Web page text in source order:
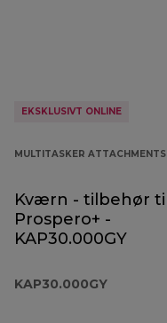
EKSKLUSIVT ONLINE
MULTITASKER ATTACHMENTS
Kværn - tilbehør til
Prospero+ -
KAP30.000GY
KAP30.000GY